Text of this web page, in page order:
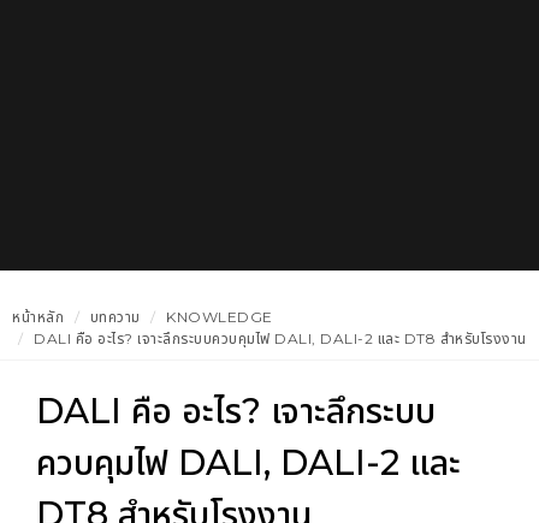
หน้าหลัก บทความ
KNOWLEDGE
DALI คือ อะไร? เจาะลึกระบบควบคุมไฟ DALI, DALI-2 และ DT8 สำหรับโรงงาน
DALI คือ อะไร? เจาะลึกระบบ
ควบคุมไฟ DALI, DALI-2 และ
DT8 สำหรับโรงงาน